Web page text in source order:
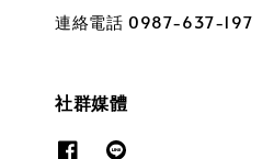
連絡電話 0987-637-197
社群媒體